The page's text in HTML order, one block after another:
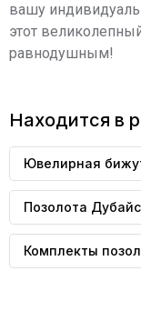
вашу
этот
равнодушным!
Находится в
Ювелирная
Позолота
Комплекты